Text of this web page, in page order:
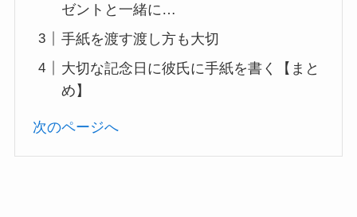
ゼントと一緒に…
手紙を渡す渡し方も大切
大切な記念日に彼氏に手紙を書く【まと
め】
次のページへ